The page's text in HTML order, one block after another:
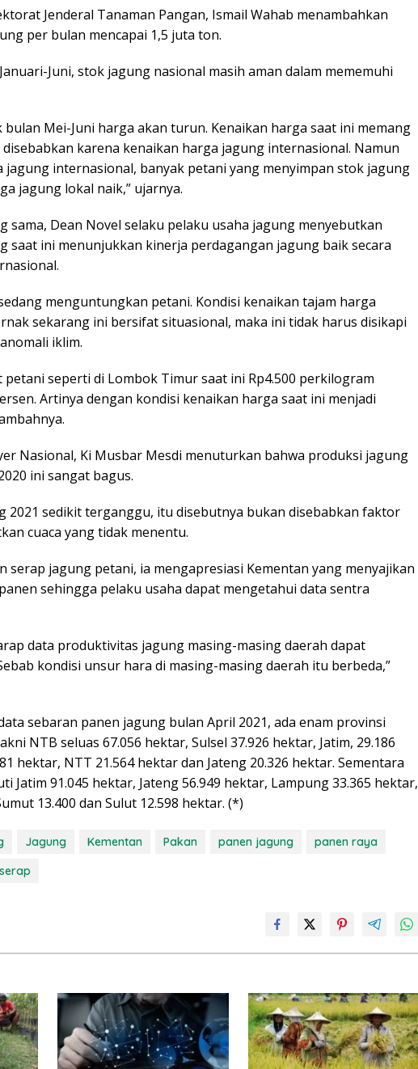
Jenderal Tanaman Pangan, Ismail Wahab menambahkan
per bulan mencapai 1,5 juta ton.
Juni, stok jagung nasional masih aman dalam mememuhi
bulan Mei-Juni harga akan turun. Kenaikan harga saat ini memang
karena kenaikan harga jagung internasional. Namun
jagung internasional, banyak petani yang menyimpan stok jagung
jagung lokal naik,” ujarnya.
sama, Dean Novel selaku pelaku usaha jagung menyebutkan
saat ini menunjukkan kinerja perdagangan jagung baik secara
menguntungkan petani. Kondisi kenaikan tajam harga
sekarang ini bersifat situasional, maka ini tidak harus disikapi
iklim.
seperti di Lombok Timur saat ini Rp4.500 perkilogram
Artinya dengan kondisi kenaikan harga saat ini menjadi
Nasional, Ki Musbar Mesdi menuturkan bahwa produksi jagung
ini sangat bagus.
2021 sedikit terganggu, itu disebutnya bukan disebabkan faktor
cuaca yang tidak menentu.
serap jagung petani, ia mengapresiasi Kementan yang menyajikan
sehingga pelaku usaha dapat mengetahui data sentra
data produktivitas jagung masing-masing daerah dapat
kondisi unsur hara di masing-masing daerah itu berbeda,”
sebaran panen jagung bulan April 2021, ada enam provinsi
NTB seluas 67.056 hektar, Sulsel 37.926 hektar, Jatim, 29.186
hektar, NTT 21.564 hektar dan Jateng 20.326 hektar. Sementara
Jatim 91.045 hektar, Jateng 56.949 hektar, Lampung 33.365 hektar,
13.400 dan Sulut 12.598 hektar. (*)
Jagung Kementan Pakan panen jagung
panen raya
serap